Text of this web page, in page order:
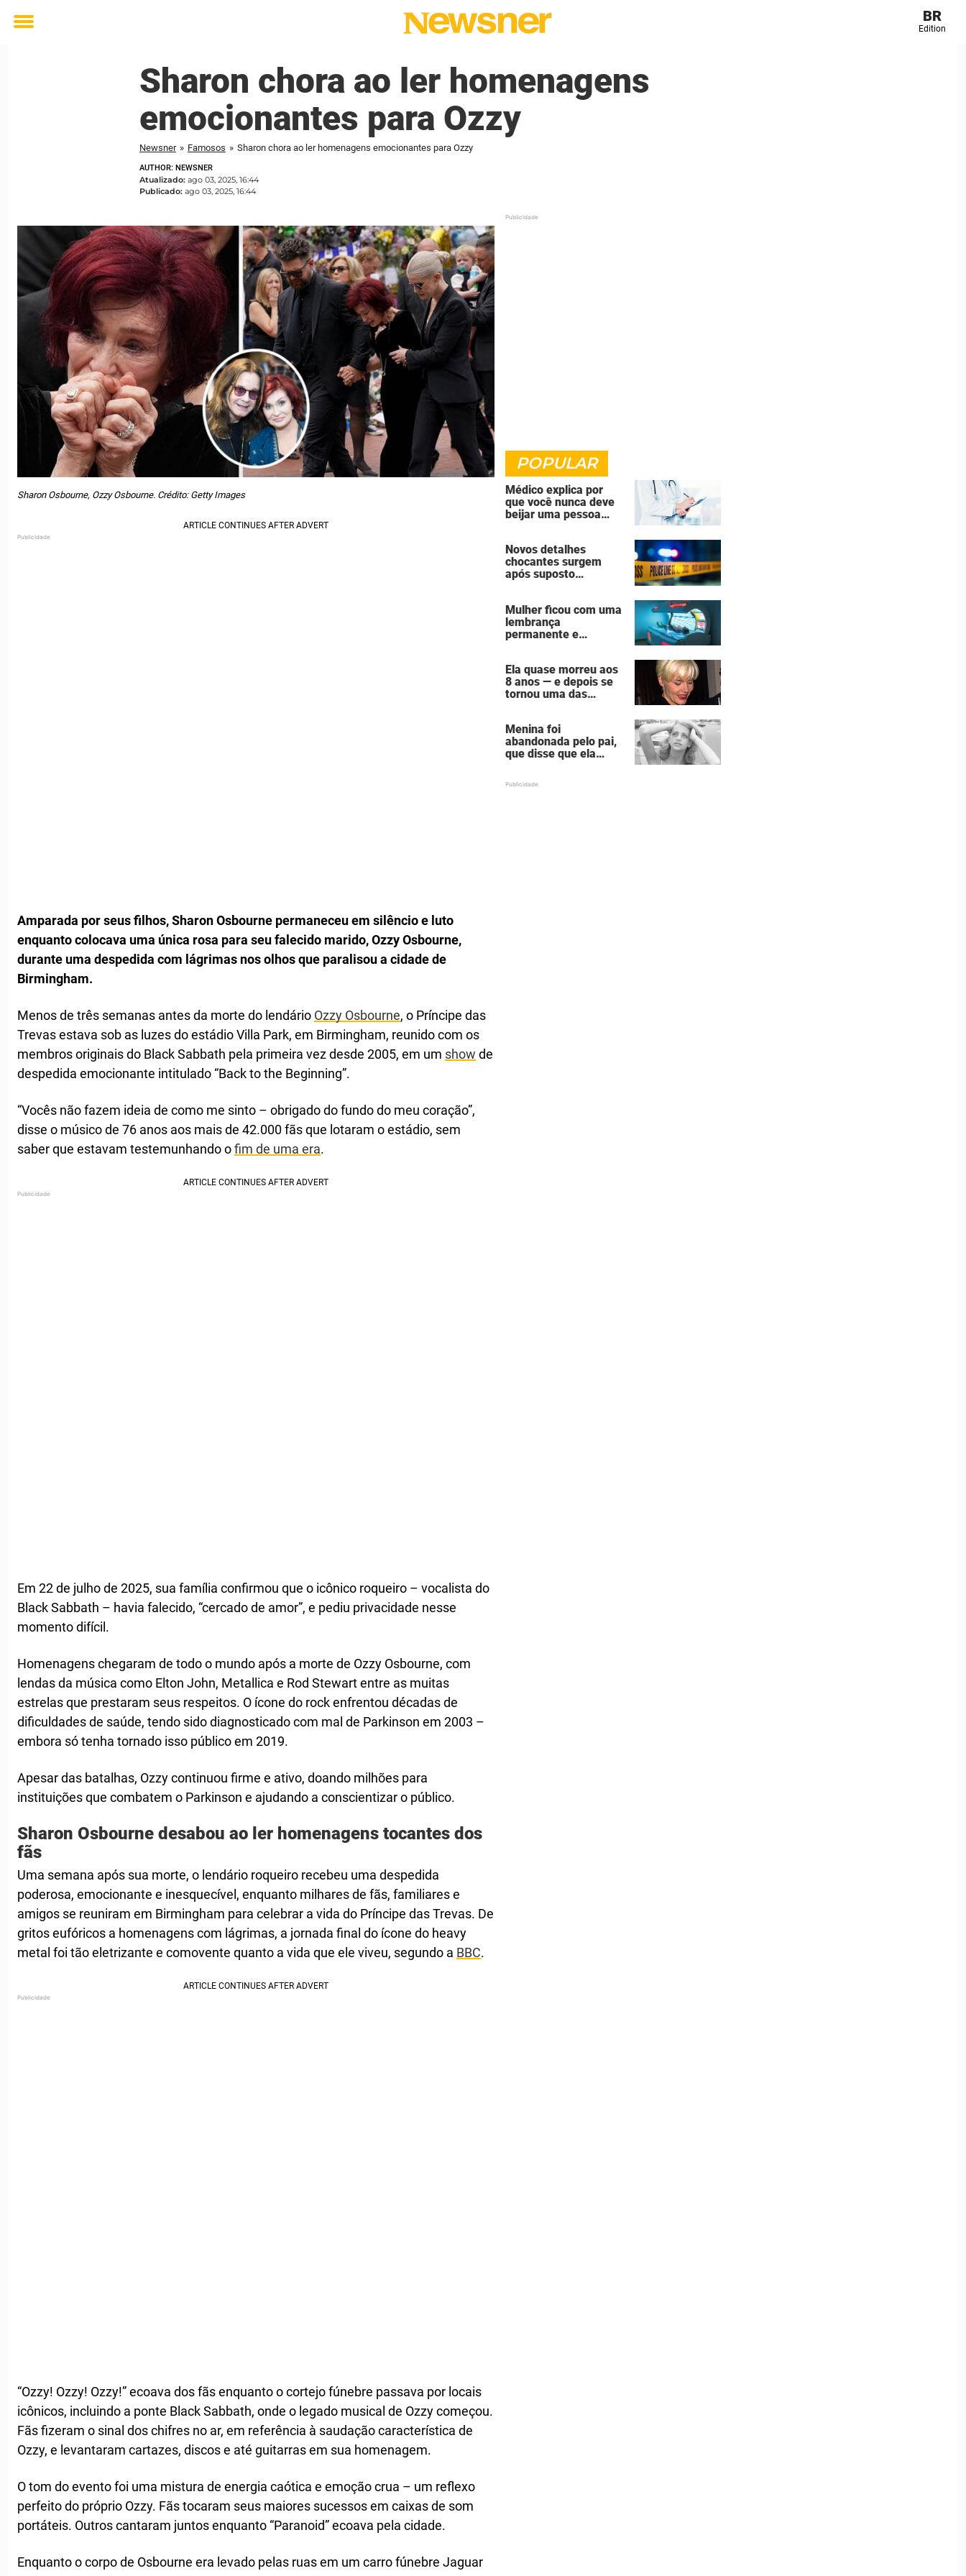
Toggle
BR
Edition
Sharon chora ao ler homenagens
emocionantes para Ozzy
Newsner » Famosos » Sharon chora ao ler homenagens emocionantes para Ozzy
AUTHOR: NEWSNER
Atualizado: ago 03, 2025, 16:44
Publicado: ago 03, 2025, 16:44
Sharon Osbourne, Ozzy Osbourne. Crédito: Getty Images
Amparada por seus filhos, Sharon Osbourne permaneceu em silêncio e luto
enquanto colocava uma única rosa para seu falecido marido, Ozzy Osbourne,
durante uma despedida com lágrimas nos olhos que paralisou a cidade de
Birmingham.
Menos de três semanas antes da morte do lendário Ozzy Osbourne, o Príncipe das
Trevas estava sob as luzes do estádio Villa Park, em Birmingham, reunido com os
membros originais do Black Sabbath pela primeira vez desde 2005, em um show de
despedida emocionante intitulado “Back to the Beginning”.
“Vocês não fazem ideia de como me sinto – obrigado do fundo do meu coração”,
disse o músico de 76 anos aos mais de 42.000 fãs que lotaram o estádio, sem
saber que estavam testemunhando ofim de uma era.
Em 22 de julho de 2025, sua família confirmou que o icônico roqueiro – vocalista do
Black Sabbath – havia falecido, “cercado de amor”, e pediu privacidade nesse
momento difícil.
Homenagens chegaram de todo o mundo após a morte de Ozzy Osbourne, com
lendas da música como Elton John, Metallica e Rod Stewart entre as muitas
estrelas que prestaram seus respeitos. O ícone do rock enfrentou décadas de
dificuldades de saúde, tendo sido diagnosticado com mal de Parkinson em 2003 –
embora só tenha tornado isso público em 2019.
Apesar das batalhas, Ozzy continuou firme e ativo, doando milhões para
instituições que combatem o Parkinson e ajudando a conscientizar o público.
Sharon Osbourne desabou ao ler homenagens tocantes dos
fãs
Uma semana após sua morte, o lendário roqueiro recebeu uma despedida
poderosa, emocionante e inesquecível, enquanto milhares de fãs, familiares e
amigos se reuniram em Birmingham para celebrar a vida do Príncipe das Trevas. De
gritos eufóricos a homenagens com lágrimas, a jornada final do ícone do heavy
metal foi tão eletrizante e comovente quanto a vida que ele viveu, segundo a BBC.
“Ozzy! Ozzy! Ozzy!” ecoava dos fãs enquanto o cortejo fúnebre passava por locais
icônicos, incluindo a ponte Black Sabbath, onde o legado musical de Ozzy começou.
Fãs fizeram o sinal dos chifres no ar, em referência à saudação característica de
Ozzy, e levantaram cartazes, discos e até guitarras em sua homenagem.
O tom do evento foi uma mistura de energia caótica e emoção crua – um reflexo
perfeito do próprio Ozzy. Fãs tocaram seus maiores sucessos em caixas de som
portáteis. Outros cantaram juntos enquanto “Paranoid” ecoava pela cidade.
Enquanto o corpo de Osbourne era levado pelas ruas em um carro fúnebre Jaguar
POPULAR
Médico explica por
que você nunca deve
beijar uma pessoa
Novos detalhes
chocantes surgem
após suposto
por homem que matou
a família de 7 pessoas
Mulher ficou com uma
lembrança
permanente e
bronzeamento
Ela quase morreu aos
8 anos — e depois se
tornou uma das
Hollywood
Menina foi
abandonada pelo pai,
que disse que ela
atriz famosa